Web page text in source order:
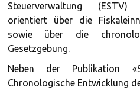
Steuerverwaltung
orientiert über die
sowie über die
Gesetzgebung.
Neben der Publikation
Chronologische Entwicklung